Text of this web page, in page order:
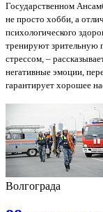
Государственном
не просто хобби, а
психологического
тренируют зрительную
стрессом, –
негативные эмоции,
гарантирует хорошее
Волгограда